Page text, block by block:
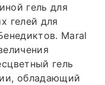
гель для
гелей для
Maral
гель
обладающий